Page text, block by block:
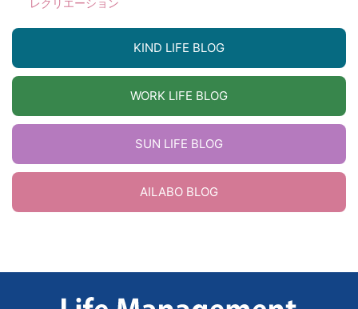
レクリエーション
KIND LIFE BLOG
WORK LIFE BLOG
SUN LIFE BLOG
AILABO BLOG